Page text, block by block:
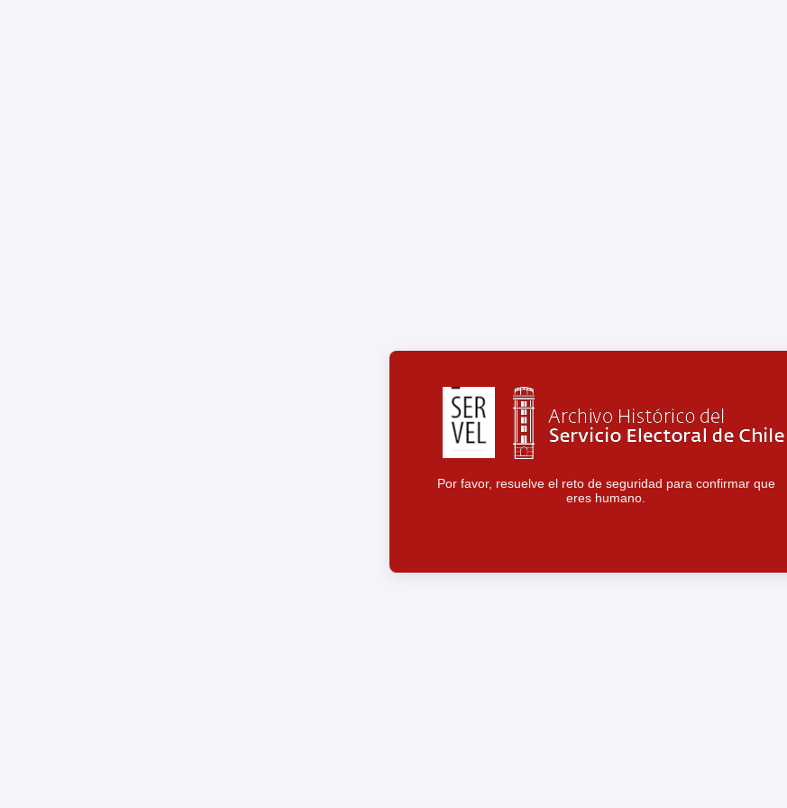
Por favor, resuelve el reto de seguridad para confirmar que
eres humano.